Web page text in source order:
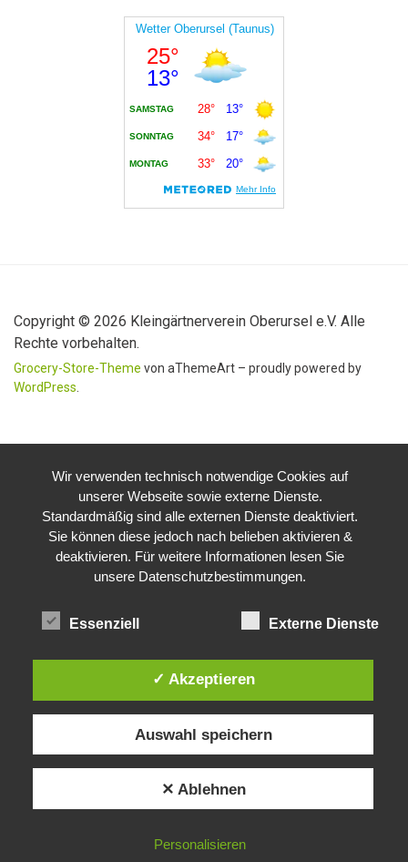
Copyright © 2026 Kleingärtnerverein Oberursel e.V. Alle
Rechte vorbehalten.
Grocery-Store-Theme von aThemeArt – proudly powered by
WordPress
Wir verwenden technisch notwendige Cookies auf
unserer Webseite sowie externe Dienste.
Standardmäßig sind alle externen Dienste deaktiviert.
Sie können diese jedoch nach belieben aktivieren &
deaktivieren. Für weitere Informationen lesen Sie
unsere Datenschutzbestimmungen.
Essenziell Externe Dienste
✓ Akzeptieren
Auswahl speichern
✕ Ablehnen
Personalisieren